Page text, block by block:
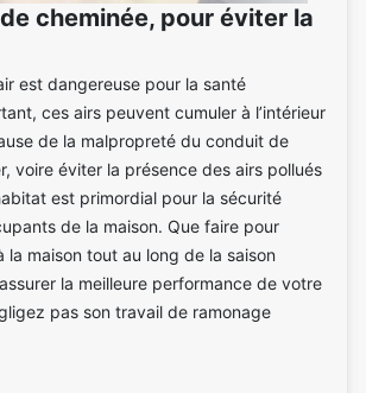
cheminée, pour éviter la
est dangereuse pour la santé
ces airs peuvent cumuler à l’intérieur
de la malpropreté du conduit de
voire éviter la présence des airs pollués
est primordial pour la sécurité
de la maison. Que faire pour
la maison tout au long de la saison
la meilleure performance de votre
pas son travail de ramonage